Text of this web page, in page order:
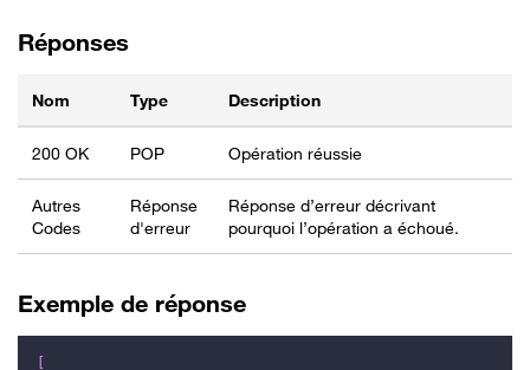
Réponses
Nom Type Description
200 OK POP Opération réussie
Autres
Codes
Réponse
d'erreur
Réponse d’erreur décrivant
pourquoi l’opération a échoué.
Exemple de réponse